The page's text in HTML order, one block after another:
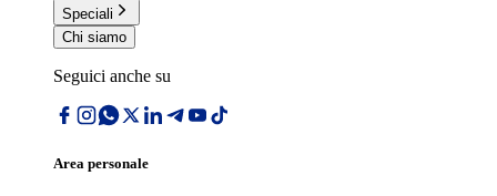
Speciali
Chi siamo
Seguici anche su
Area personale